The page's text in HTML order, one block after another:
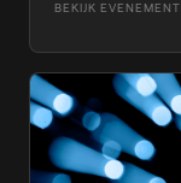
BEKIJK EVENEMENT